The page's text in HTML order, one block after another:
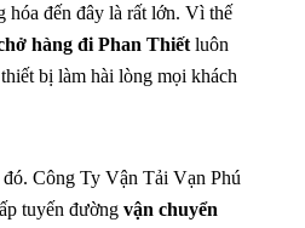
hóa đến đây là rất lớn. Vì thế
hàng đi Phan Thiết luôn
bị làm hài lòng mọi khách
Công Ty Vận Tải Vạn Phú
tuyến đường vận chuyển